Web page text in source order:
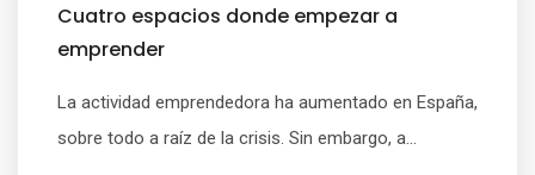
Cuatro espacios donde empezar a
emprender
La actividad emprendedora ha aumentado en España,
sobre todo a raíz de la crisis. Sin embargo, a...